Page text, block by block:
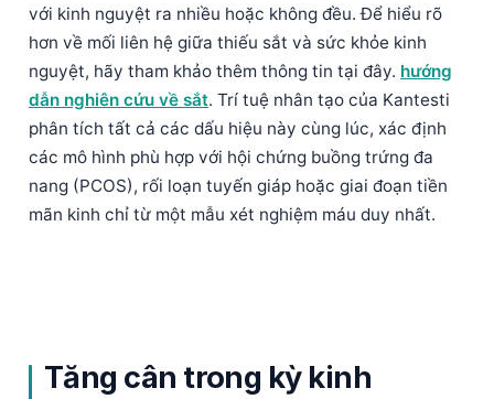
với kinh nguyệt ra nhiều hoặc không đều. Để hiểu rõ
hơn về mối liên hệ giữa thiếu sắt và sức khỏe kinh
nguyệt, hãy tham khảo thêm thông tin tại đây. hướng
dẫn nghiên cứu về sắt. Trí tuệ nhân tạo của Kantesti
phân tích tất cả các dấu hiệu này cùng lúc, xác định
các mô hình phù hợp với hội chứng buồng trứng đa
nang (PCOS), rối loạn tuyến giáp hoặc giai đoạn tiền
mãn kinh chỉ từ một mẫu xét nghiệm máu duy nhất.
Tăng cân trong kỳ kinh
Македонски јазик
Afrikaans
Монгол
ພາສາລາວ
Basa Jawa
ئۇيغۇرچە